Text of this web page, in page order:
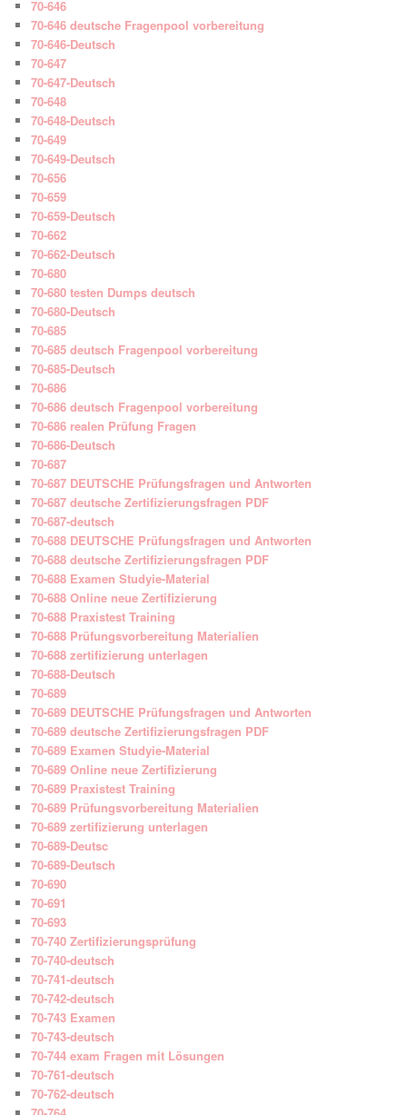
70-646
70-646 deutsche Fragenpool vorbereitung
70-646-Deutsch
70-647
70-647-Deutsch
70-648
70-648-Deutsch
70-649
70-649-Deutsch
70-656
70-659
70-659-Deutsch
70-662
70-662-Deutsch
70-680
70-680 testen Dumps deutsch
70-680-Deutsch
70-685
70-685 deutsch Fragenpool vorbereitung
70-685-Deutsch
70-686
70-686 deutsch Fragenpool vorbereitung
70-686 realen Prüfung Fragen
70-686-Deutsch
70-687
70-687 DEUTSCHE Prüfungsfragen und Antworten
70-687 deutsche Zertifizierungsfragen PDF
70-687-deutsch
70-688 DEUTSCHE Prüfungsfragen und Antworten
70-688 deutsche Zertifizierungsfragen PDF
70-688 Examen Studyie-Material
70-688 Online neue Zertifizierung
70-688 Praxistest Training
70-688 Prüfungsvorbereitung Materialien
70-688 zertifizierung unterlagen
70-688-Deutsch
70-689
70-689 DEUTSCHE Prüfungsfragen und Antworten
70-689 deutsche Zertifizierungsfragen PDF
70-689 Examen Studyie-Material
70-689 Online neue Zertifizierung
70-689 Praxistest Training
70-689 Prüfungsvorbereitung Materialien
70-689 zertifizierung unterlagen
70-689-Deutsc
70-689-Deutsch
70-690
70-691
70-693
70-740 Zertifizierungsprüfung
70-740-deutsch
70-741-deutsch
70-742-deutsch
70-743 Examen
70-743-deutsch
70-744 exam Fragen mit Lösungen
70-761-deutsch
70-762-deutsch